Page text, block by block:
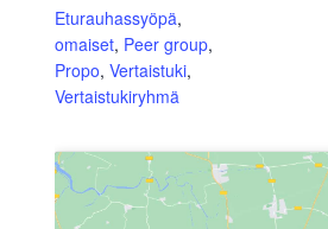
Eturauhassyöpä,
omaiset, Peer group,
Propo, Vertaistuki,
Vertaistukiryhmä